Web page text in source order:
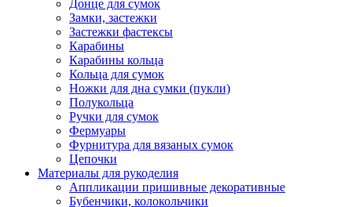
Донце для сумок
Замки, застежки
Застежки фастексы
Карабины
Карабины кольца
Кольца для сумок
Ножки для дна сумки (пукли)
Полукольца
Ручки для сумок
Фермуары
Фурнитура для вязаных сумок
Цепочки
Материалы для рукоделия
Аппликации пришивные декоративные
Бубенчики, колокольчики